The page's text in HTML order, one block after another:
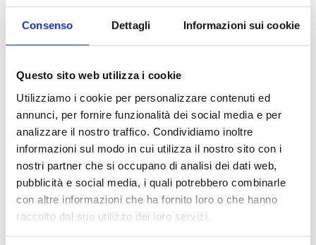
Consenso Dettagli Informazioni sui cookie
Questo sito web utilizza i cookie
Utilizziamo i cookie per personalizzare contenuti ed
annunci, per fornire funzionalità dei social media e per
analizzare il nostro traffico. Condividiamo inoltre
informazioni sul modo in cui utilizza il nostro sito con i
nostri partner che si occupano di analisi dei dati web,
pubblicità e social media, i quali potrebbero combinarle
con altre informazioni che ha fornito loro o che hanno
raccolto dal suo utilizzo dei loro servizi.
Chi può partecipare
Potranno essere ammessi ai contributi regionali
gli Enti locali,in forma singola o associata, della
Regione Emilia-Romagna;
le Associazioni di promozione sociale, iscritte al
registro regionale;
le Organizzazioni di volontariato,iscritte al registro
regionale;
le ONLUS,iscritte nell'anagrafe unica di cui all'art. 11 del
D.Lgs. 460/1997.
I soggetti del Terzo settore che possono essere